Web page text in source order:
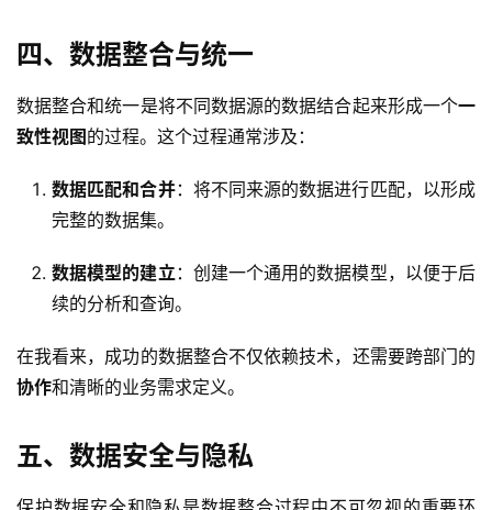
四、数据整合与统一
数据整合和统一是将不同数据源的数据结合起来形成一个一
致性视图 的过程。这个过程通常涉及：
数据匹配和合并：将不同来源的数据进行匹配，以形成
完整的数据集。
数据模型的建立：创建一个通用的数据模型，以便于后
续的分析和查询。
在我看来，成功的数据整合不仅依赖技术，还需要跨部门的
协作和清晰的业务需求定义。
五、数据安全与隐私